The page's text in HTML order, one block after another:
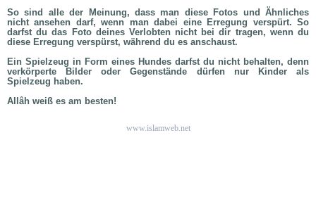
So sind alle der Meinung, dass man diese Fotos und Ähnliches
nicht ansehen darf, wenn man dabei eine Erregung verspürt. So
darfst du das Foto deines Verlobten nicht bei dir tragen, wenn du
diese Erregung verspürst, während du es anschaust.
Ein Spielzeug in Form eines Hundes darfst du nicht behalten, denn
verkörperte Bilder oder Gegenstände dürfen nur Kinder als
Spielzeug haben.
Allâh weiß es am besten!
www.islamweb.net